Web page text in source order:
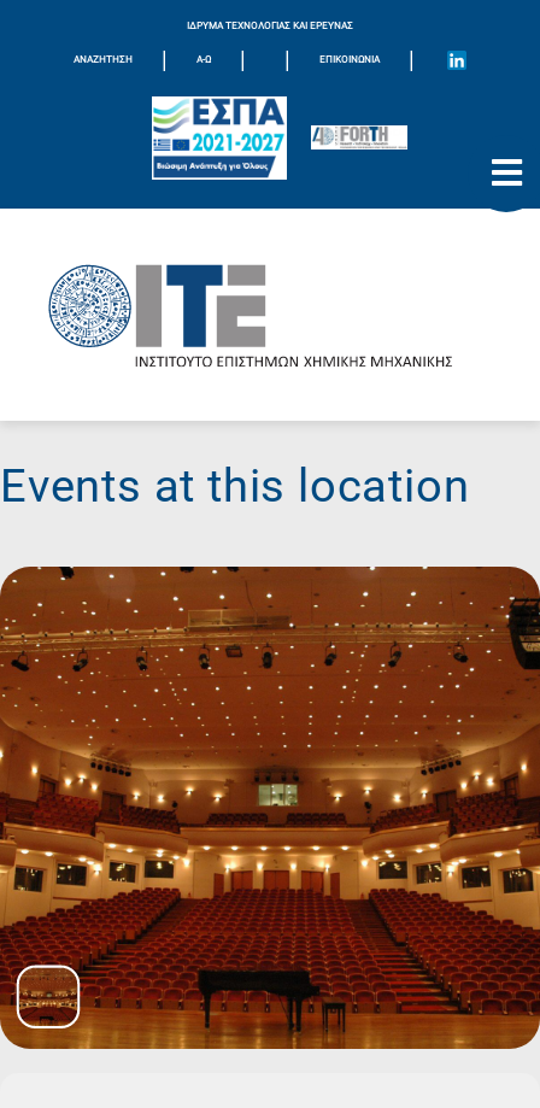
ΙΔΡΥΜΑ ΤΕΧΝΟΛΟΓΙΑΣ ΚΑΙ ΕΡΕΥΝΑΣ
ΑΝΑΖΗΤΗΣΗ | Α-Ω | | ΕΠΙΚΟΙΝΩΝΊΑ |
Events at this location